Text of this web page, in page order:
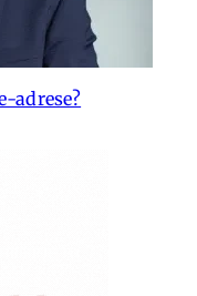
adrese?